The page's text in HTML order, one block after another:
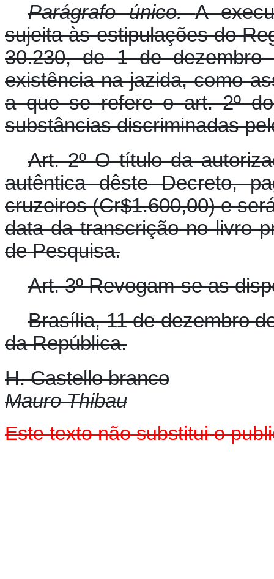
Parágrafo único.A
sujeita às estipulações do
30.230, de 1 de
existência na jazida, como
a que se refere o art. 2º
substâncias discriminadas
Art. 2º O título da
autêntica dêste Decreto,
cruzeiros (Cr$1.600,00) e
data da transcrição no livro
de Pesquisa.
Art. 3º Revogam-se as
Brasília, 11 de dezembro
da República.
H. Castello branco
Mauro Thibau
Este texto não substitui o